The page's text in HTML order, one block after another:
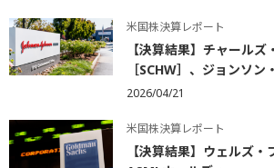
米国株決算レポート
【決算結果】チャールズ
［SCHW］、ジョンソン
2026/04/21
米国株決算レポート
【決算結果】ウェルズ・